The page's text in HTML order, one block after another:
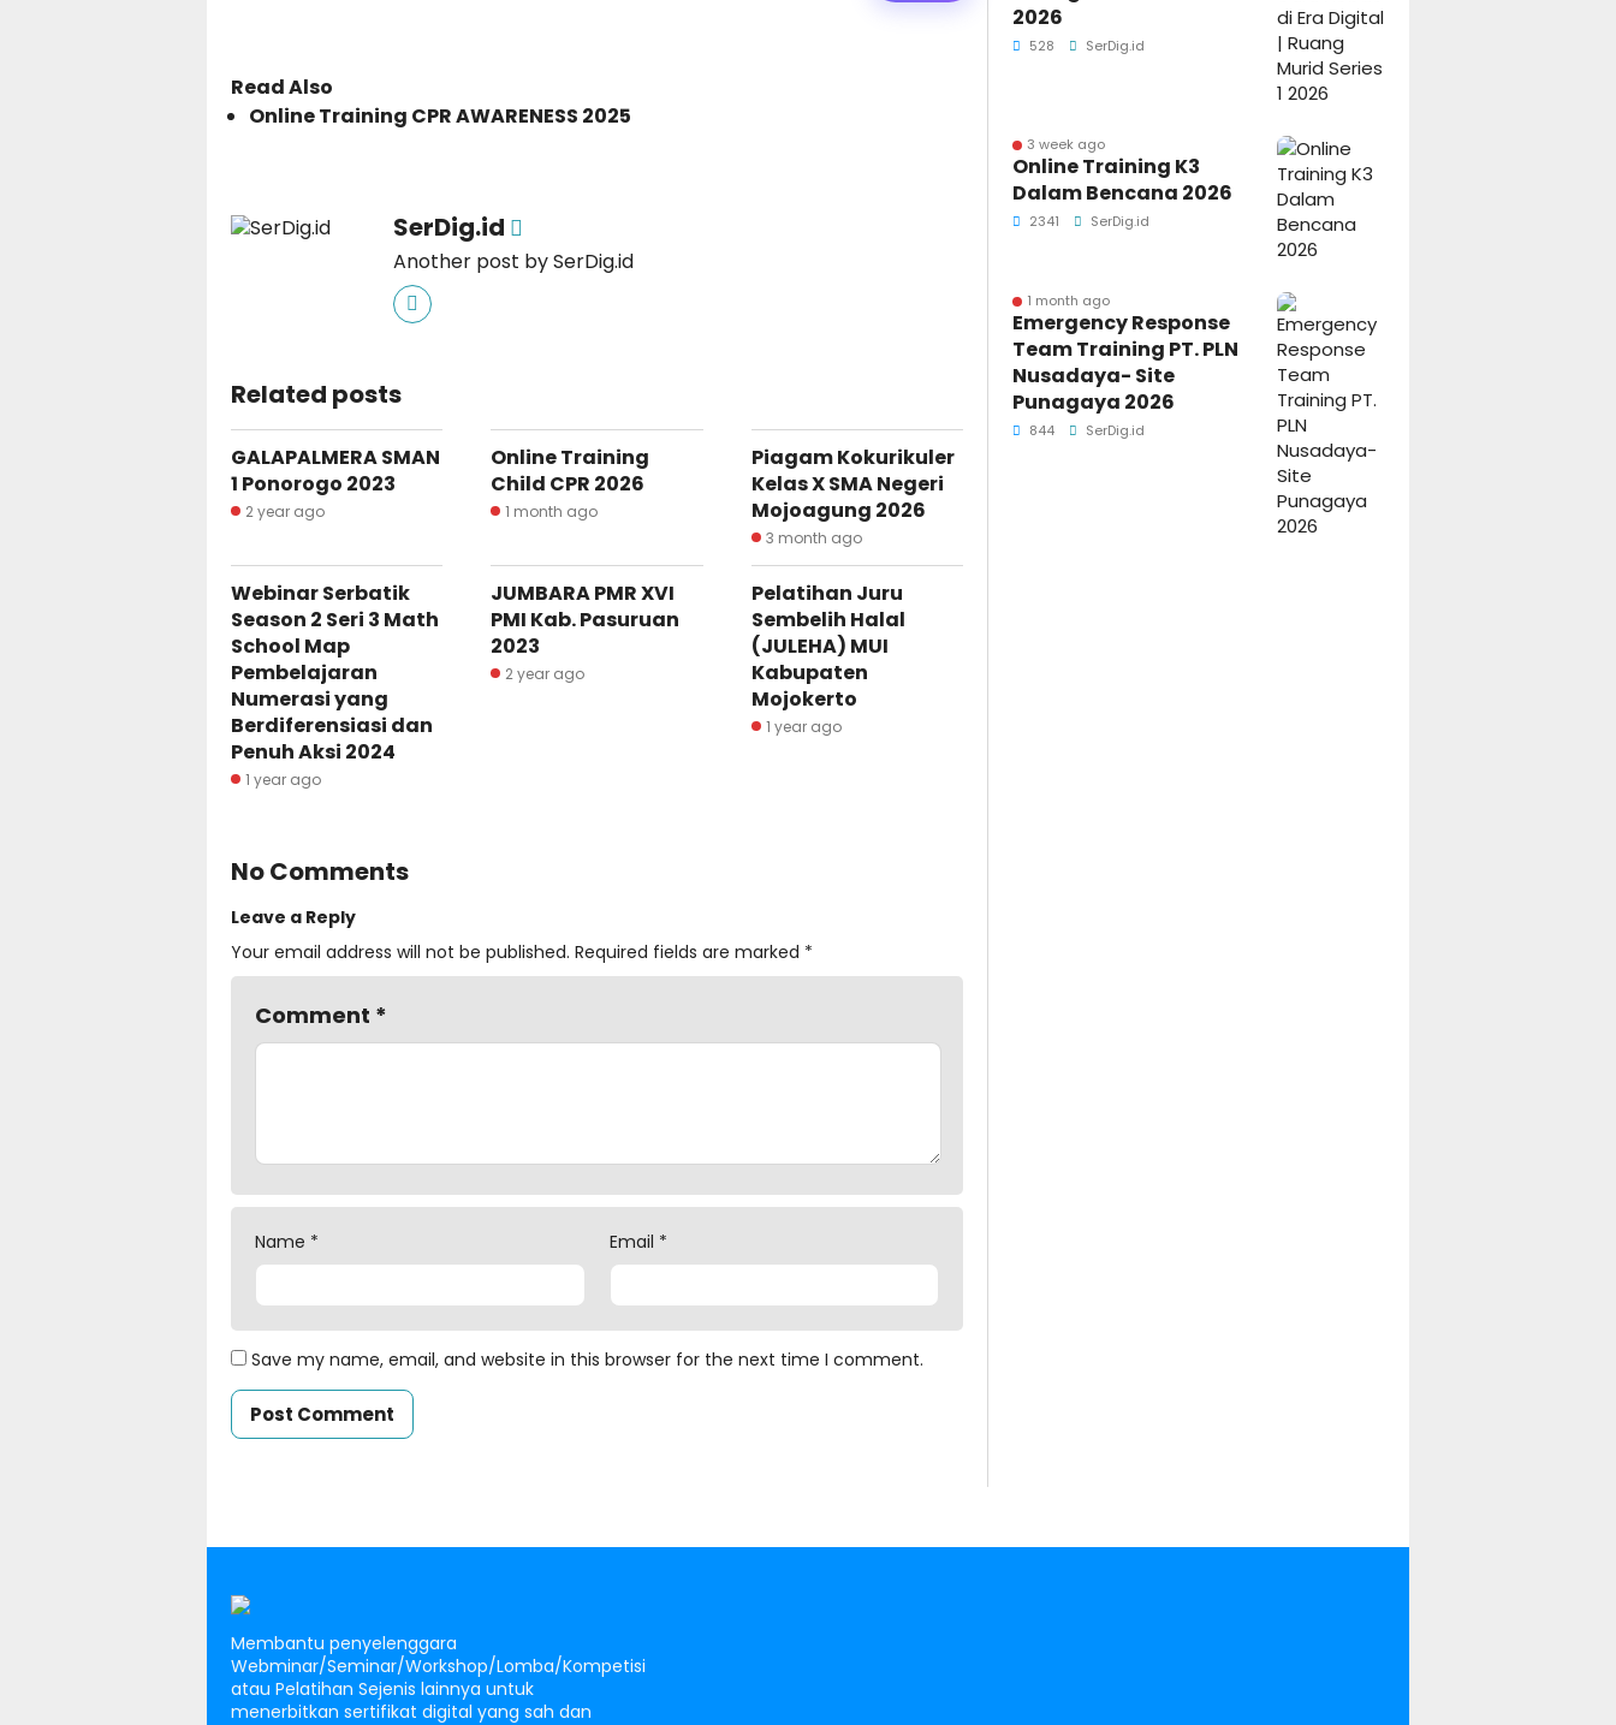
Read Also
Online Training CPR AWARENESS 2025
SerDig.id
Another post by SerDig.id
Related posts
GALAPALMERA SMAN
1 Ponorogo 2023
2 year ago
Online Training
Child CPR 2026
1 month ago
Piagam Kokurikuler
Kelas X SMA Negeri
Mojoagung 2026
3 month ago
Webinar Serbatik
Season 2 Seri 3 Math
School Map
Pembelajaran
Numerasi yang
Berdiferensiasi dan
Penuh Aksi 2024
1 year ago
JUMBARA PMR XVI
PMI Kab. Pasuruan
2023
2 year ago
Pelatihan Juru
Sembelih Halal
(JULEHA) MUI
Kabupaten
Mojokerto
1 year ago
No Comments
Leave a Reply
Your email address will not be published. Required fields are marked *
Comment *
Name * Email *
Save my name, email, and website in this browser for the next time I comment.
2026
528 SerDig.id
3 week ago
Online Training K3
Dalam Bencana 2026
2341 SerDig.id
1 month ago
Emergency Response
Team Training PT. PLN
Nusadaya- Site
Punagaya 2026
844 SerDig.id
Membantu penyelenggara
Webminar/Seminar/Workshop/Lomba/Kompetisi
atau Pelatihan Sejenis lainnya untuk
menerbitkan sertifikat digital yang sah dan